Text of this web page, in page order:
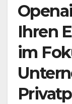
Ihren
im